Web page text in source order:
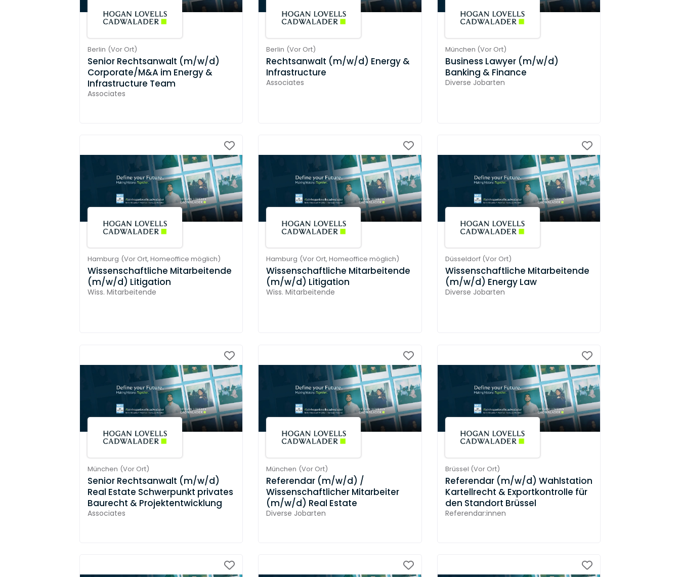
Berlin (Vor Ort)
Senior Rechtsanwalt (m/w/d)
Corporate/M&A im Energy &
Infrastructure Team
Associates
Berlin (Vor Ort)
Rechtsanwalt (m/w/d) Energy &
Infrastructure
Associates
München (Vor Ort)
Business Lawyer (m/w/d)
Banking & Finance
Diverse Jobarten
Hamburg (Vor Ort, Homeoffice möglich)
Wissenschaftliche Mitarbeitende
(m/w/d) Litigation
Wiss. Mitarbeitende
Hamburg (Vor Ort,Homeoffice möglich)
Wissenschaftliche Mitarbeitende
(m/w/d) Litigation
Wiss. Mitarbeitende
Düsseldorf (Vor Ort)
Wissenschaftliche Mitarbeitende
(m/w/d) Energy Law
Diverse Jobarten
München (Vor Ort)
Senior Rechtsanwalt (m/w/d)
Real Estate Schwerpunkt privates
Baurecht & Projektentwicklung
Associates
München (Vor Ort)
Referendar (m/w/d) /
Wissenschaftlicher Mitarbeiter
(m/w/d) Real Estate
Diverse Jobarten
Brüssel (Vor Ort)
Referendar (m/w/d) Wahlstation
Kartellrecht & Exportkontrolle für
den Standort Brüssel
Referendar:innen